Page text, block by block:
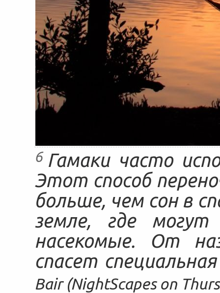
6 Гамаки часто
Этот способ
больше, чем сон в
земле, где
насекомые. От
спасет
Bair (NightScapes on